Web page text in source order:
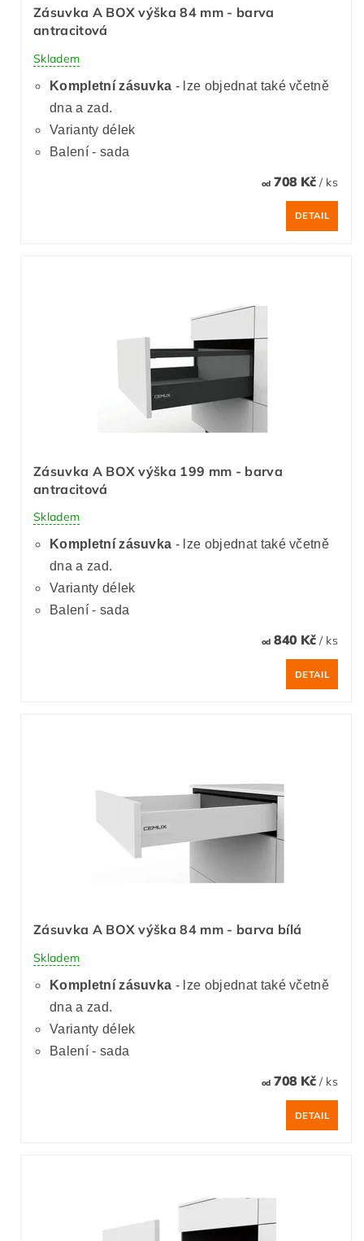
Zásuvka A BOX výška 84 mm - barva
antracitová
Skladem
Kompletní zásuvka - lze objednat také včetně
dna a zad.
Varianty délek
Balení - sada
od708 Kč / ks
DETAIL
Zásuvka A BOX výška 199 mm - barva
antracitová
Skladem
Kompletní zásuvka - lze objednat také včetně
dna a zad.
Varianty délek
Balení - sada
od840 Kč / ks
DETAIL
Zásuvka A BOX výška 84 mm - barva bílá
Skladem
Kompletní zásuvka - lze objednat také včetně
dna a zad.
Varianty délek
Balení - sada
od708 Kč / ks
DETAIL